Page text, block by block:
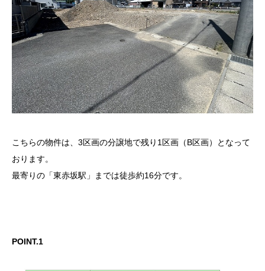
こちらの物件は、3区画の分譲地で残り1区画（B区画）となって
おります。
最寄りの「東赤坂駅」までは徒歩約16分です。
POINT.1